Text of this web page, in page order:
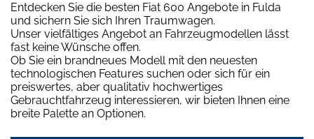
Entdecken Sie die besten Fiat 600 Angebote in Fulda
und sichern Sie sich Ihren Traumwagen.
Unser vielfältiges Angebot an Fahrzeugmodellen lässt
fast keine Wünsche offen.
Ob Sie ein brandneues Modell mit den neuesten
technologischen Features suchen oder sich für ein
preiswertes, aber qualitativ hochwertiges
Gebrauchtfahrzeug interessieren, wir bieten Ihnen eine
breite Palette an Optionen.